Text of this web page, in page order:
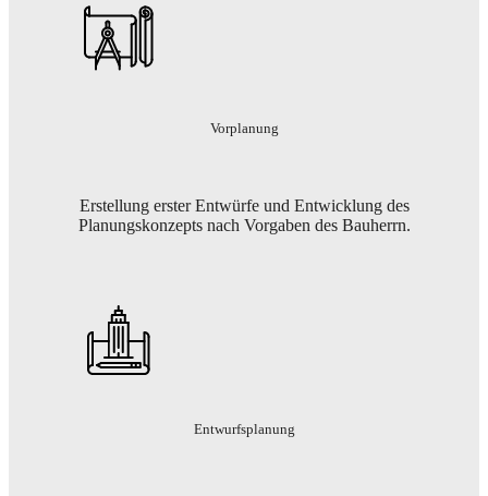
Vorplanung
Erstellung erster Entwürfe und Entwicklung des
Planungskonzepts nach Vorgaben des Bauherrn.
Entwurfsplanung